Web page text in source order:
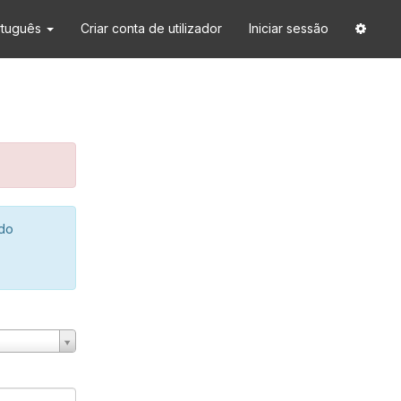
Criar conta de utilizador Iniciar sessão